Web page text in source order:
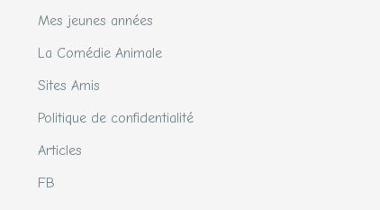
Mes jeunes années
La Comédie Animale
Sites Amis
Politique de confidentialité
Articles
FB